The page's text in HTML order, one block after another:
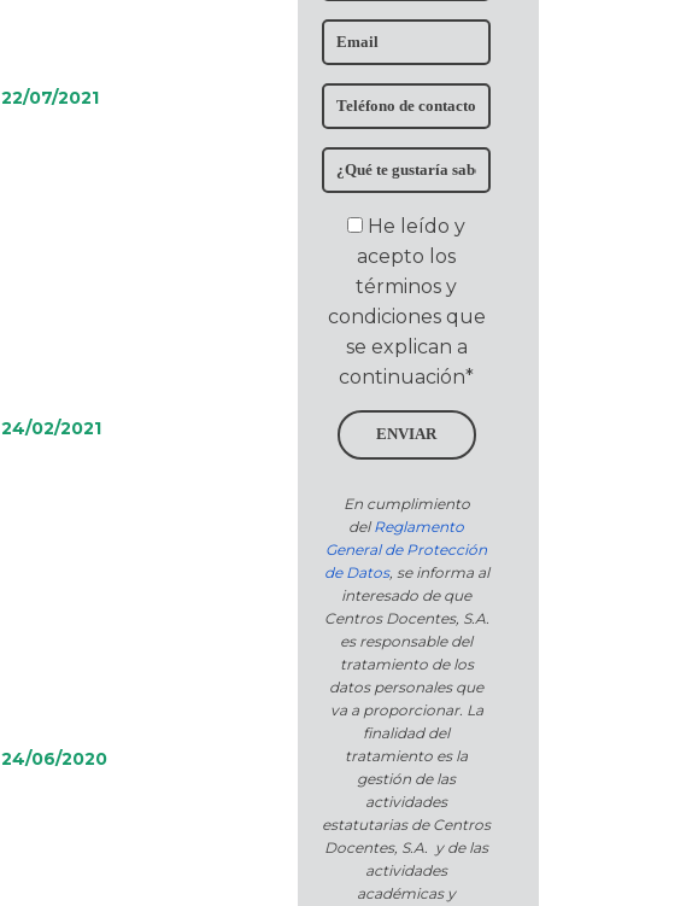
22/07/2021
24/02/2021
24/06/2020
He leído y
acepto los
términos y
condiciones que
se explican a
continuación*
ENVIAR
En cumplimiento
delReglamento
General de Protección
de Datos, se informa al
interesado de que
Centros Docentes, S.A.
es responsable del
tratamiento de los
datos personales que
va a proporcionar. La
finalidad del
tratamiento es la
gestión de las
actividades
estatutarias de Centros
Docentes, S.A. y de las
actividades
académicas y